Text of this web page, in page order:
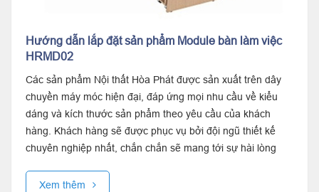
Hướng dẫn lắp đặt sản phẩm Module bàn làm việc
HRMD02
Các sản phẩm Nội thất Hòa Phát được sản xuất trên dây
chuyền máy móc hiện đại, đáp ứng mọi nhu cầu về kiểu
dáng và kích thước sản phẩm theo yêu cầu của khách
hàng. Khách hàng sẽ được phục vụ bởi đội ngũ thiết kế
chuyên nghiệp nhất, chắn chắn sẽ mang tới sự hài lòng
Xem thêm